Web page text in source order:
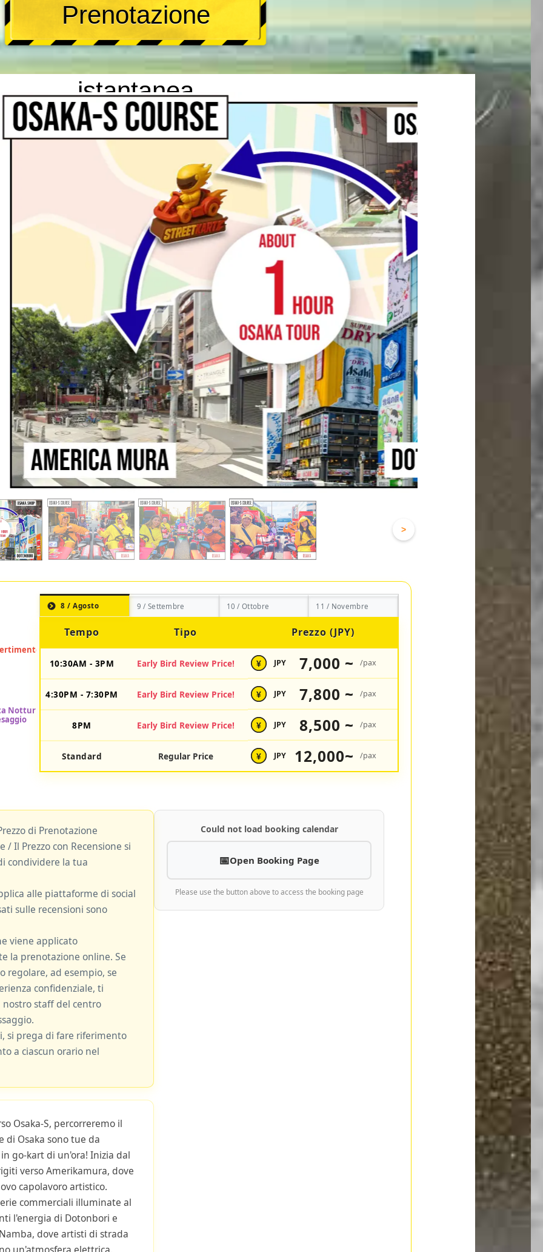
Prenotazione
istantanea
>
8 / Agosto 9 / Settembre 10 / Ottobre 11 / Novembre
Tempo Tipo Prezzo (JPY)
10:30AM - 3PM Early Bird Review Price! ¥ JPY 7,000 ~ /pax
4:30PM - 7:30PM Early Bird Review Price! ¥ JPY 7,800 ~ /pax
8PM Early Bird Review Price! ¥ JPY 8,500 ~ /pax
Standard Regular Price ¥ JPY 12,000~ /pax
di Prenotazione
/ Il Prezzo con Recensione si
condividere la tua
alle piattaforme di social
sulle recensioni sono
viene applicato
la prenotazione online. Se
regolare, ad esempio, se
confidenziale, ti
staff del centro
si prega di fare riferimento
a ciascun orario nel
Osaka-S, percorreremo il
di Osaka sono tue da
go-kart di un'ora! Inizia dal
verso Amerikamura, dove
capolavoro artistico.
commerciali illuminate al
l'energia di Dotonbori e
dove artisti di strada
Could not load booking calendar
Open Booking Page
Please use the button above to access the booking page